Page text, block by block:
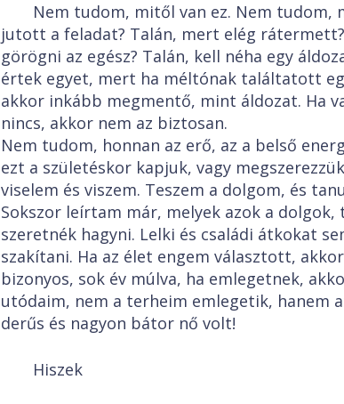
Nem tudom, mitől van ez. Nem tudom,
jutott a feladat? Talán, mert elég
görögni az egész? Talán, kell néha egy
értek egyet, mert ha méltónak találtatott
akkor inkább megmentő, mint áldozat. Ha
nincs, akkor nem az biztosan.
Nem tudom, honnan az erő, az a belső
ezt a születéskor kapjuk, vagy
viselem és viszem. Teszem a dolgom, és
Sokszor leírtam már, melyek azok a
szeretnék hagyni. Lelki és családi átkokat
szakítani. Ha az élet engem választott,
bizonyos, sok év múlva, ha emlegetnek,
utódaim, nem a terheim emlegetik, hanem
derűs és nagyon bátor nő volt!
Hiszek